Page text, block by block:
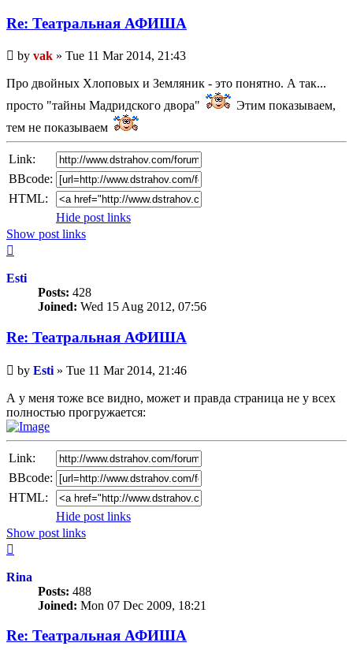
Re: Театральная АФИША
Unread
post
by vak » Tue 11 Mar 2014, 21:43
Про двойных Хлоповых и Земляник - это понятно. А так...
просто "тайны Мадридского двора"
Этим показываем,
тем не показываем
Link:
BBcode:
HTML:
Hide post links
Show post links
Esti
Posts: 428
Joined: Wed 15 Aug 2012, 07:56
Re: Театральная АФИША
Unread
post
by Esti » Tue 11 Mar 2014, 21:46
А у меня тоже все видно, может и правда страница не у всех
полностью прогружается:
Link:
BBcode:
HTML:
Hide post links
Show post links
Rina
Posts: 488
Joined: Mon 07 Dec 2009, 18:21
Re: Театральная АФИША